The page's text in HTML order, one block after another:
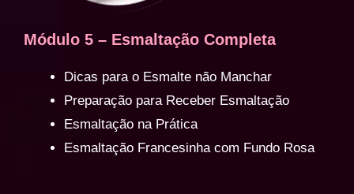
Módulo 5 – Esmaltação Completa
Dicas para o Esmalte não Manchar
Preparação para Receber Esmaltação
Esmaltação na Prática
Esmaltação Francesinha com Fundo Rosa